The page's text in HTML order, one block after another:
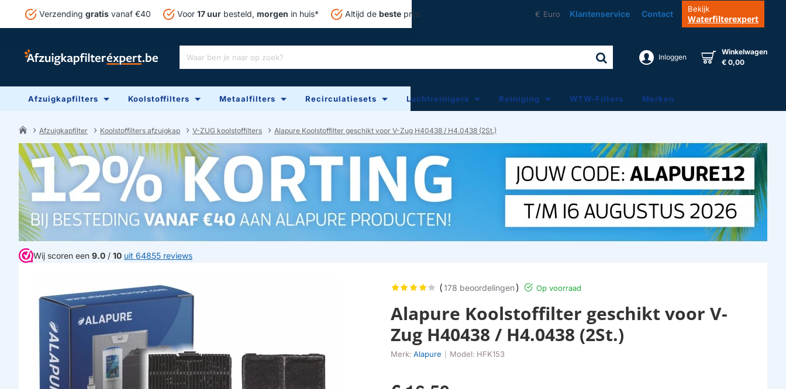
Verzending gratis vanaf €40 Voor 17 uur besteld, morgen in huis* Altijd de beste prijs € Euro Klantenservice Contact
Bekijk
Waterfilterexpert
Waar
je
naar
Inloggen
Winkelwagen
€ 0,00
Afzuigkapfilters Koolstoffilters Metaalfilters Recirculatiesets Luchtreinigers Reiniging WTW-Filters Merken
Afzuigkapfilter Koolstoffilters afzuigkap V-ZUG koolstoffilters Alapure Koolstoffilter geschikt voor V-Zug H40438 / H4.0438 (2St.)
Wij scoren een 9.0 / 10 uit 64855 reviews
Alapure Koolstoffilter geschikt voor V-
Zug H40438 / H4.0438 (2St.)
Merk: Alapure Model: HFK153
(178 beoordelingen) Op voorraad